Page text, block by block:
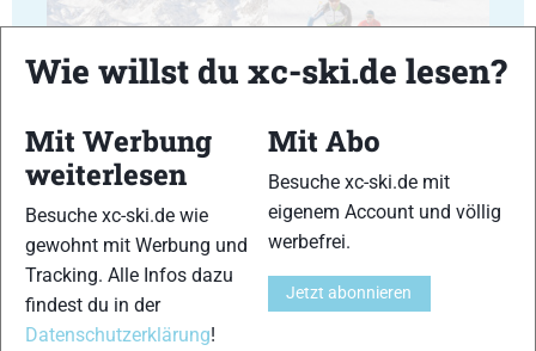
19 20
Wie willst du xc-ski.de lesen?
Mit Werbung
weiterlesen
Besuche xc-ski.de wie
gewohnt mit Werbung und
Tracking. Alle Infos dazu
findest du in der
Datenschutzerklärung!
Mit Abo
Besuche xc-ski.de mit
eigenem Account und völlig
werbefrei.
Jetzt abonnieren